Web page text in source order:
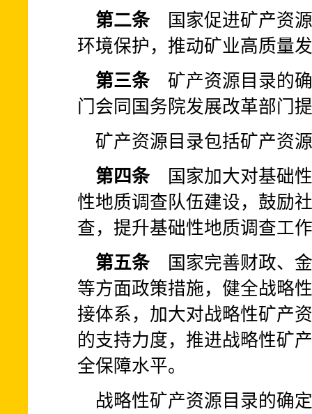
第二条国家促进矿产资源
环境保护，推动矿业高质量
第三条矿产资源目录的确
门会同国务院发展改革部门
矿产资源目录包括矿产资
第四条国家加大对基础性
性地质调查队伍建设，鼓励
查，提升基础性地质调查工
第五条国家完善财政、金
等方面政策措施，健全战略
接体系，加大对战略性矿产
的支持力度，推进战略性矿
全保障水平。
战略性矿产资源目录的确